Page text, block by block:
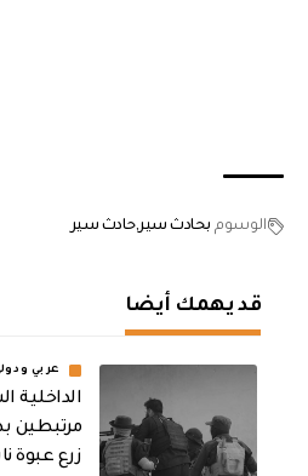
الوسوم بحادث سير حادث سير
قد يهمك أيضا
عربي
مرتبطين
زرع عبوة